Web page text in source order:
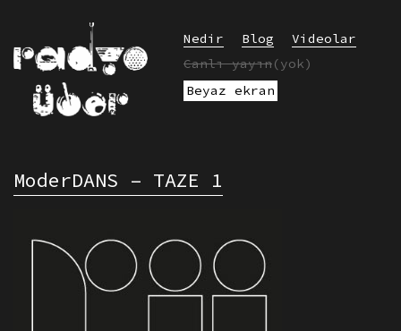
Nedir Blog
Videolar
Canlı yayın(yok)
Beyaz ekran
ModerDANS – TAZE 1